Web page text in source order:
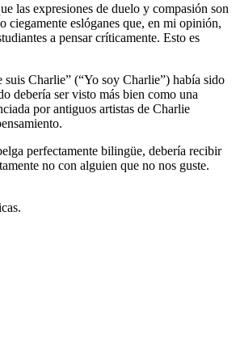
las expresiones de duelo y compasión son
ciegamente eslóganes que, en mi opinión,
a pensar críticamente. Esto es
Charlie” (“Yo soy Charlie”) había sido
debería ser visto más bien como una
por antiguos artistas de Charlie
perfectamente bilingüe, debería recibir
no con alguien que no nos guste.